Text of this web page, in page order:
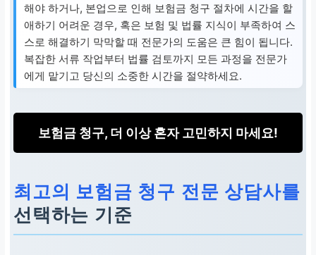
해야 하거나, 본업으로 인해 보험금 청구 절차에 시간을 할
애하기 어려운 경우, 혹은 보험 및 법률 지식이 부족하여 스
스로 해결하기 막막할 때 전문가의 도움은 큰 힘이 됩니다.
복잡한 서류 작업부터 법률 검토까지 모든 과정을 전문가
에게 맡기고 당신의 소중한 시간을 절약하세요.
보험금 청구, 더 이상 혼자 고민하지 마세요!
최고의 보험금 청구 전문 상담사를
선택하는 기준